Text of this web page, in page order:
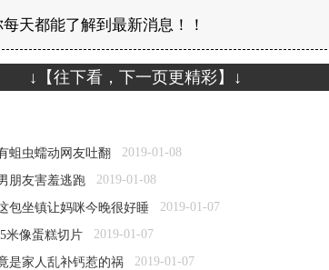
天都能了解到最新消息！！
↓【往下看，下一页更精彩】↓
蛆虫蠕动网友吐翻 2019-01-08
朋友害羞逃跑 2019-01-08
包坐镇让妈咪今晚很好睡 2019-01-07
米像蛋糕切片 2019-01-07
是家人乱补钙惹的祸 2019-01-07